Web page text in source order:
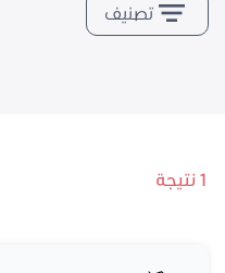
تصنيف
1 نتيجة